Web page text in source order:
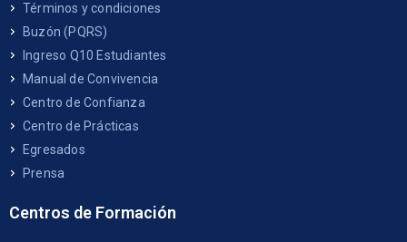
Términos y condiciones
Buzón (PQRS)
Ingreso Q10 Estudiantes
Manual de Convivencia
Centro de Confianza
Centro de Prácticas
Egresados
Prensa
Centros de Formación